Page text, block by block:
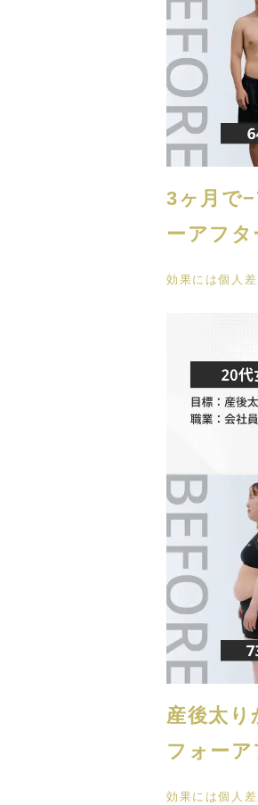
3ヶ月で
ーアフタ
効果には個人差
産後太
フォーア
効果には個人差